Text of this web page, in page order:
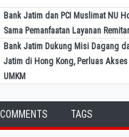
Bank Jatim dan PCI Muslimat NU
Sama Pemanfaatan Layanan
Bank Jatim Dukung Misi Dagang
Jatim di Hong Kong, Perluas
UMKM
TAGS